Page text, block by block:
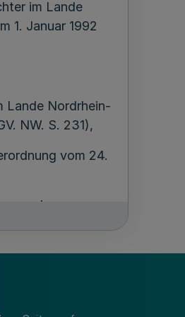
im Lande
1. Januar 1992
Lande Nordrhein-
NW. S. 231),
vom 24.
vom
vom 31.